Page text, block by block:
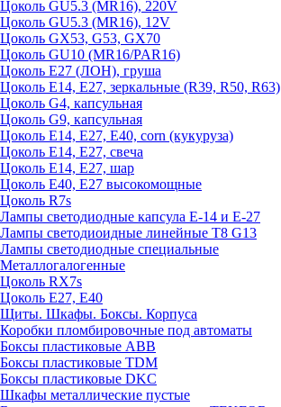
Цоколь GU5.3 (MR16), 220V
Цоколь GU5.3 (MR16), 12V
Цоколь GX53, G53, GX70
Цоколь GU10 (MR16/PAR16)
Цоколь Е27 (ЛОН), груша
Цоколь Е14, Е27, зеркальные (R39, R50, R63)
Цоколь G4, капсульная
Цоколь G9, капсульная
Цоколь Е14, Е27, Е40, corn (кукуруза)
Цоколь Е14, Е27, свеча
Цоколь Е14, Е27, шар
Цоколь Е40, Е27 высокомощные
Цоколь R7s
Лампы светодиодные капсула Е-14 и Е-27
Лампы светодиоидные линейные T8 G13
Лампы светодиодные специальные
Металлогалогенные
Цоколь RX7s
Цоколь Е27, E40
Щиты. Шкафы. Боксы. Корпуса
Коробки пломбировочные под автоматы
Боксы пластиковые ABB
Боксы пластиковые TDM
Боксы пластиковые DKC
Шкафы металлические пустые